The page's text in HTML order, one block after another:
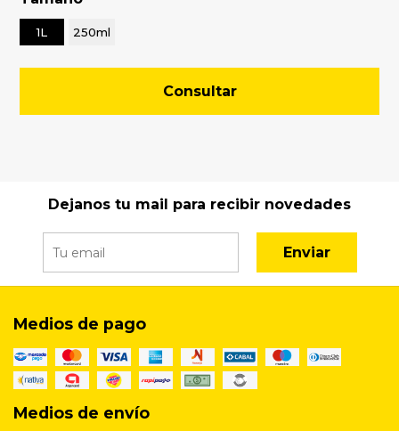
1L 250ml
Consultar
Dejanos tu mail para recibir novedades
Enviar
Medios de pago
Medios de envío